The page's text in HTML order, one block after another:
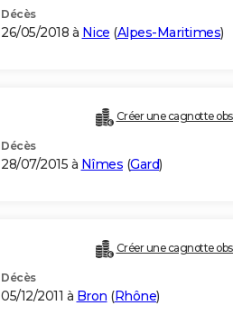
Décès
26/05/2018 à Nice (Alpes-Maritimes)
Créer une cagnotte
Décès
28/07/2015 à Nîmes (Gard)
Créer une cagnotte
Décès
05/12/2011 à Bron (Rhône)